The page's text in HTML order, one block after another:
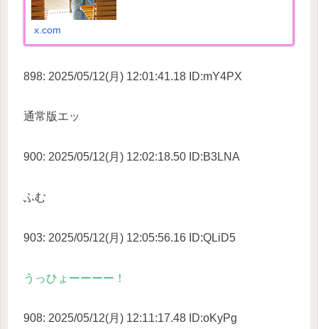
x.com
898: 2025/05/12(月) 12:01:41.18 ID:mY4PX
通常版エッ
900: 2025/05/12(月) 12:02:18.50 ID:B3LNA
ふむ
903: 2025/05/12(月) 12:05:56.16 ID:QLiD5
うっひょーーーー！
908: 2025/05/12(月) 12:11:17.48 ID:oKyPg